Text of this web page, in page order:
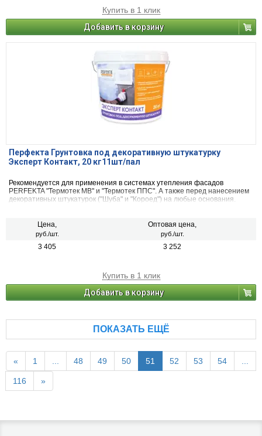
Купить в 1 клик
Добавить в корзину
Перфекта Грунтовка под декоративную штукатурку
Эксперт Контакт, 20 кг11шт/пал
Рекомендуется для применения в системах утепления фасадов
PERFEKTA "Термотек МВ" и "Термотек ППС". А также перед нанесением
декоративных штукатурок ("Шуба" и "Короед") на любые основания.
Цена,
руб./шт.
Оптовая цена,
руб./шт.
3 405 3 252
Купить в 1 клик
Добавить в корзину
ПОКАЗАТЬ ЕЩЁ
« 1 ... 48 49 50 51 52 53 54 ...
116 »